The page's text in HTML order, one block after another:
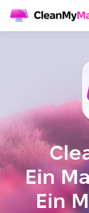
Ein
Ein